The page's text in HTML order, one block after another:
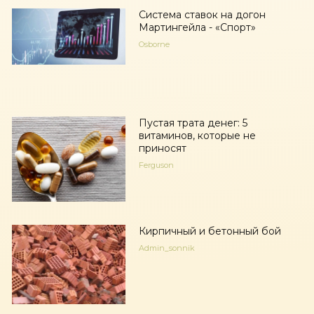
Система ставок на догон
Мартингейла - «Спорт»
Osborne
Пустая трата денег: 5
витаминов, которые не
приносят
Ferguson
Кирпичный и бетонный бой
Admin_sonnik